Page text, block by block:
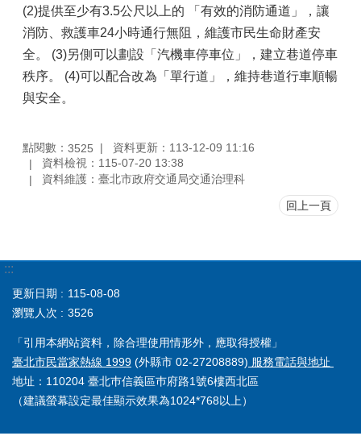
(2)提供至少有3.5公尺以上的 「有效的消防通道」，讓
消防、救護車24小時通行無阻，維護市民生命財產安
全。 (3)另側可以劃設「汽機車停車位」，建立巷道停車
秩序。 (4)可以配合改為「單行道」，維持巷道行車順暢
與安全。
點閱數： 3525
資料更新：113-12-09 11:16
資料檢視：115-07-20 13:38
資料維護：臺北市政府交通局交通治理科
回上一頁
:::
更新日期
115-08-08
瀏覽人次
3526
「引用本網站資料，除合理使用情形外，應取得授權」
臺北市民當家熱線 1999 (外縣市 02-27208889) 服務電話與地址
地址：110204 臺北巿信義區巿府路1號6樓西北區
（建議螢幕設定最佳顯示效果為1024*768以上）